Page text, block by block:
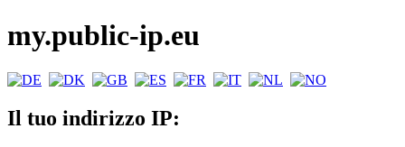
my.public-ip.eu
Il tuo indirizzo IP: